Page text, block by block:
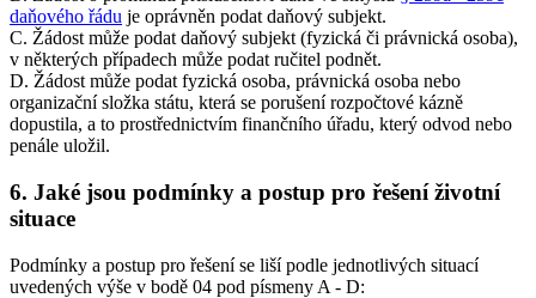
daňového řádu je oprávněn podat daňový subjekt.
C. Žádost může podat daňový subjekt (fyzická či právnická osoba),
v některých případech může podat ručitel podnět.
D. Žádost může podat fyzická osoba, právnická osoba nebo
organizační složka státu, která se porušení rozpočtové kázně
dopustila, a to prostřednictvím finančního úřadu, který odvod nebo
penále uložil.
6. Jaké jsou podmínky a postup pro řešení životní
situace
Podmínky a postup pro řešení se liší podle jednotlivých situací
uvedených výše v bodě 04 pod písmeny A - D: